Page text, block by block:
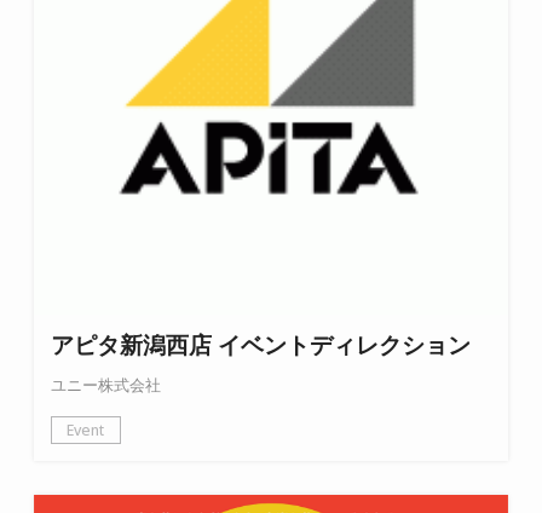
アピタ新潟西店 イベントディレクション
ユニー株式会社
Event